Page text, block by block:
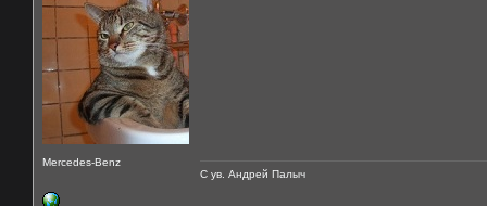
Mercedes-Benz
С ув. Андрей Палыч